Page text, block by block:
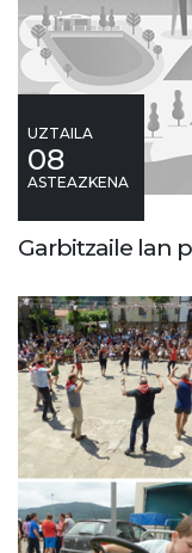
UZTAILA
08
ASTEAZKENA
Garbitzaile lan